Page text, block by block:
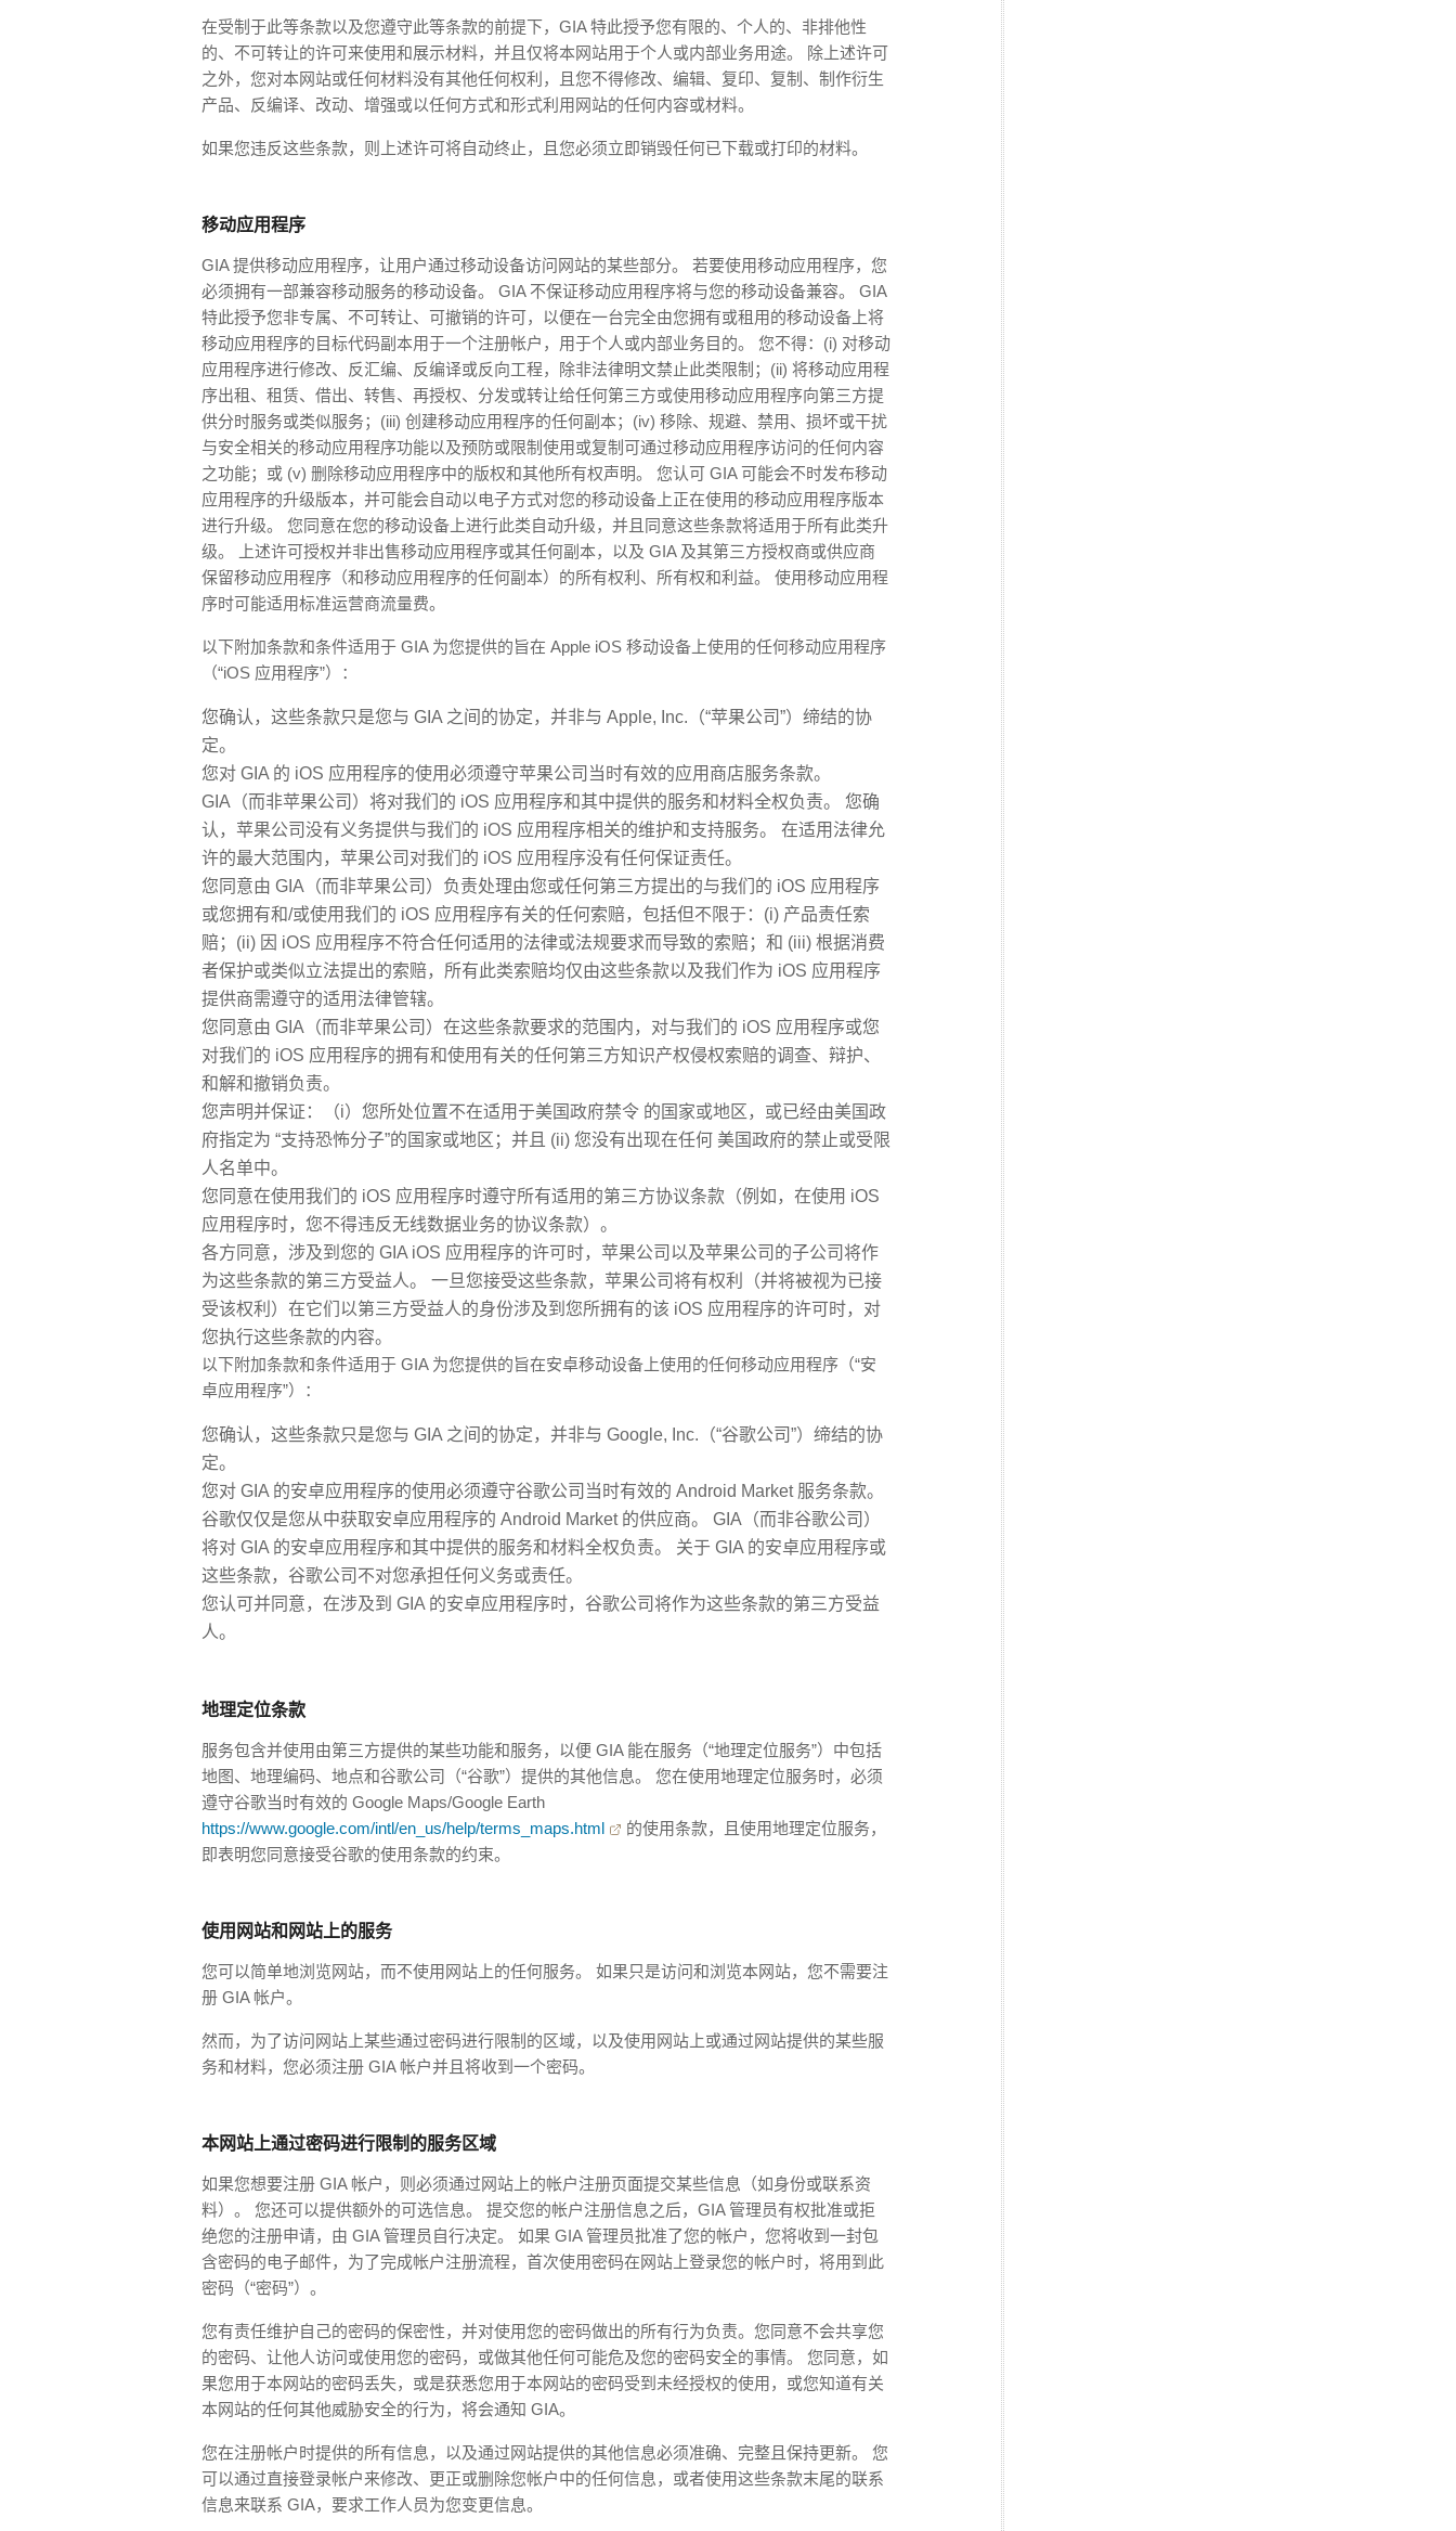
在受制于此等条款以及您遵守此等条款的前提下，GIA 特此授予您有限的、个人的、非排他性
的、不可转让的许可来使用和展示材料，并且仅将本网站用于个人或内部业务用途。 除上述许可
之外，您对本网站或任何材料没有其他任何权利，且您不得修改、编辑、复印、复制、制作衍生
产品、反编译、改动、增强或以任何方式和形式利用网站的任何内容或材料。
如果您违反这些条款，则上述许可将自动终止，且您必须立即销毁任何已下载或打印的材料。
移动应用程序
GIA 提供移动应用程序，让用户通过移动设备访问网站的某些部分。 若要使用移动应用程序，您
必须拥有一部兼容移动服务的移动设备。 GIA 不保证移动应用程序将与您的移动设备兼容。 GIA
特此授予您非专属、不可转让、可撤销的许可，以便在一台完全由您拥有或租用的移动设备上将
移动应用程序的目标代码副本用于一个注册帐户，用于个人或内部业务目的。 您不得：(i) 对移动
应用程序进行修改、反汇编、反编译或反向工程，除非法律明文禁止此类限制；(ii) 将移动应用程
序出租、租赁、借出、转售、再授权、分发或转让给任何第三方或使用移动应用程序向第三方提
供分时服务或类似服务；(iii) 创建移动应用程序的任何副本；(iv) 移除、规避、禁用、损坏或干扰
与安全相关的移动应用程序功能以及预防或限制使用或复制可通过移动应用程序访问的任何内容
之功能；或 (v) 删除移动应用程序中的版权和其他所有权声明。 您认可 GIA 可能会不时发布移动
应用程序的升级版本，并可能会自动以电子方式对您的移动设备上正在使用的移动应用程序版本
进行升级。 您同意在您的移动设备上进行此类自动升级，并且同意这些条款将适用于所有此类升
级。 上述许可授权并非出售移动应用程序或其任何副本，以及 GIA 及其第三方授权商或供应商
保留移动应用程序（和移动应用程序的任何副本）的所有权利、所有权和利益。 使用移动应用程
序时可能适用标准运营商流量费。
以下附加条款和条件适用于 GIA 为您提供的旨在 Apple iOS 移动设备上使用的任何移动应用程序
（“iOS 应用程序”）：
您确认，这些条款只是您与 GIA 之间的协定，并非与 Apple, Inc.（“苹果公司”）缔结的协
定。
您对 GIA 的 iOS 应用程序的使用必须遵守苹果公司当时有效的应用商店服务条款。
GIA（而非苹果公司）将对我们的 iOS 应用程序和其中提供的服务和材料全权负责。 您确
认，苹果公司没有义务提供与我们的 iOS 应用程序相关的维护和支持服务。 在适用法律允
许的最大范围内，苹果公司对我们的 iOS 应用程序没有任何保证责任。
您同意由 GIA（而非苹果公司）负责处理由您或任何第三方提出的与我们的 iOS 应用程序
或您拥有和/或使用我们的 iOS 应用程序有关的任何索赔，包括但不限于：(i) 产品责任索
赔；(ii) 因 iOS 应用程序不符合任何适用的法律或法规要求而导致的索赔；和 (iii) 根据消费
者保护或类似立法提出的索赔，所有此类索赔均仅由这些条款以及我们作为 iOS 应用程序
提供商需遵守的适用法律管辖。
您同意由 GIA（而非苹果公司）在这些条款要求的范围内，对与我们的 iOS 应用程序或您
对我们的 iOS 应用程序的拥有和使用有关的任何第三方知识产权侵权索赔的调查、辩护、
和解和撤销负责。
您声明并保证：（i）您所处位置不在适用于美国政府禁令 的国家或地区，或已经由美国政
府指定为 “支持恐怖分子”的国家或地区；并且 (ii) 您没有出现在任何 美国政府的禁止或受限
人名单中。
您同意在使用我们的 iOS 应用程序时遵守所有适用的第三方协议条款（例如，在使用 iOS
应用程序时，您不得违反无线数据业务的协议条款）。
各方同意，涉及到您的 GIA iOS 应用程序的许可时，苹果公司以及苹果公司的子公司将作
为这些条款的第三方受益人。 一旦您接受这些条款，苹果公司将有权利（并将被视为已接
受该权利）在它们以第三方受益人的身份涉及到您所拥有的该 iOS 应用程序的许可时，对
您执行这些条款的内容。
以下附加条款和条件适用于 GIA 为您提供的旨在安卓移动设备上使用的任何移动应用程序（“安
卓应用程序”）：
您确认，这些条款只是您与 GIA 之间的协定，并非与 Google, Inc.（“谷歌公司”）缔结的协
定。
您对 GIA 的安卓应用程序的使用必须遵守谷歌公司当时有效的 Android Market 服务条款。
谷歌仅仅是您从中获取安卓应用程序的 Android Market 的供应商。 GIA（而非谷歌公司）
将对 GIA 的安卓应用程序和其中提供的服务和材料全权负责。 关于 GIA 的安卓应用程序或
这些条款，谷歌公司不对您承担任何义务或责任。
您认可并同意，在涉及到 GIA 的安卓应用程序时，谷歌公司将作为这些条款的第三方受益
人。
地理定位条款
服务包含并使用由第三方提供的某些功能和服务，以便 GIA 能在服务（“地理定位服务”）中包括
地图、地理编码、地点和谷歌公司（“谷歌”）提供的其他信息。 您在使用地理定位服务时，必须
遵守谷歌当时有效的 Google Maps/Google Earth
https://www.google.com/intl/en_us/help/terms_maps.html
的使用条款，且使用地理定位服务，
即表明您同意接受谷歌的使用条款的约束。
使用网站和网站上的服务
您可以简单地浏览网站，而不使用网站上的任何服务。 如果只是访问和浏览本网站，您不需要注
册 GIA 帐户。
然而，为了访问网站上某些通过密码进行限制的区域，以及使用网站上或通过网站提供的某些服
务和材料，您必须注册 GIA 帐户并且将收到一个密码。
本网站上通过密码进行限制的服务区域
如果您想要注册 GIA 帐户，则必须通过网站上的帐户注册页面提交某些信息（如身份或联系资
料）。 您还可以提供额外的可选信息。 提交您的帐户注册信息之后，GIA 管理员有权批准或拒
绝您的注册申请，由 GIA 管理员自行决定。 如果 GIA 管理员批准了您的帐户，您将收到一封包
含密码的电子邮件，为了完成帐户注册流程，首次使用密码在网站上登录您的帐户时，将用到此
密码（“密码”）。
您有责任维护自己的密码的保密性，并对使用您的密码做出的所有行为负责。您同意不会共享您
的密码、让他人访问或使用您的密码，或做其他任何可能危及您的密码安全的事情。 您同意，如
果您用于本网站的密码丢失，或是获悉您用于本网站的密码受到未经授权的使用，或您知道有关
本网站的任何其他威胁安全的行为，将会通知 GIA。
您在注册帐户时提供的所有信息，以及通过网站提供的其他信息必须准确、完整且保持更新。 您
可以通过直接登录帐户来修改、更正或删除您帐户中的任何信息，或者使用这些条款末尾的联系
信息来联系 GIA，要求工作人员为您变更信息。